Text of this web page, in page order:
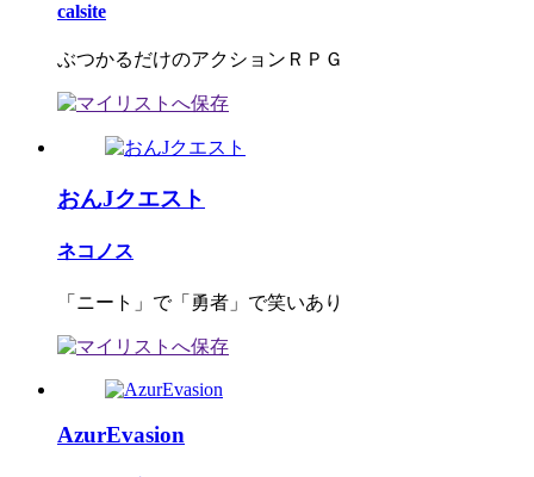
calsite
ぶつかるだけのアクションＲＰＧ
おんJクエスト
ネコノス
「ニート」で「勇者」で笑いあり
AzurEvasion